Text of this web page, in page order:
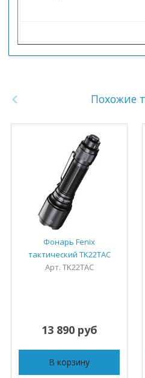
Похожие
Фонарь Fenix
тактический TK22TAC
Арт. TK22TAC
13 890 руб
В корзину